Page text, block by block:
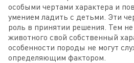
особыми чертами характера и
умением ладить с детьми. Эти
роль в принятии решения. Тем
животного свой собственный
особенности породы не могут
определяющим фактором.